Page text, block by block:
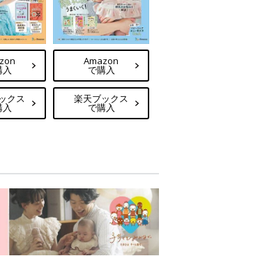
クス
Amazon
で購入
楽天ブックス
で購入